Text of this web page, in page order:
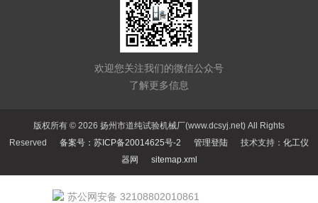
欢迎您关注我们的微信公众号
了解更多信息
版权所有 © 2026 扬州市道纯试验机械厂(www.dcsyj.net) All Rights
Reserved 备案号：苏ICP备20014625号-2 管理登陆 技术支持： 化工仪
器网
sitemap.xml
苏公网安备 32108802010861